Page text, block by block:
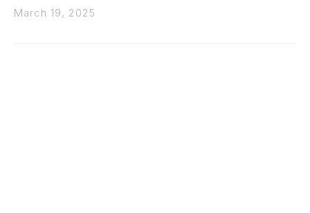
March 19, 2025